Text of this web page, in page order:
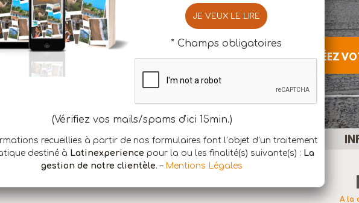
TÉLÉCHARGEZ LA BROCHURE
CRÉEZ
PLANNING
A la
* Champs obligatoires
(Vérifiez vos mails/spams d'ici 15min.)
recueillies à partir de nos formulaires font l’objet d’un traitement
destiné à Latinexperience pour la ou les finalité(s) suivante(s) : La
gestion de notre clientèle. – Mentions Légales